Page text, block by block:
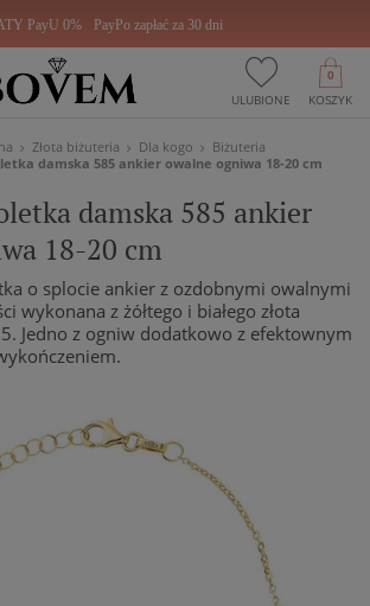
PayU 0% PayPo zapłać za 30 dni
ULUBIONE KOSZYK
0
Złota biżuteria Dla kogo
Biżuteria
damska 585 ankier owalne ogniwa 18-20 cm
damska 585 ankier
18-20 cm
o splocie ankier z ozdobnymi owalnymi
wykonana z żółtego i białego złota
Jedno z ogniw dodatkowo z efektownym